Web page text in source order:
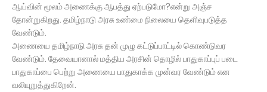
ஆய்வின் மூலம் அணைக்கு ஆபத்து ஏற்படுமோ?என்று அஞ்ச
தோன்றுகிறது. தமிழ்நாடு அரசு உண்மை நிலையை தெளிவுபடுத்த
வேண்டும்.
அணையை தமிழ்நாடு அரசு தன் முழு கட்டுப்பாட்டில் கொண்டுவர
வேண்டும். தேவையானால் மத்திய அரசின் தொழில் பாதுகாப்புப் படை
பாதுகாப்பை பெற்று அணையை பாதுகாக்க முன்வர வேண்டும் என
வலியுறுத்துகிறேன்.